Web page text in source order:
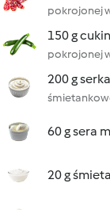
pokrojonej
150 g
pokrojonej
200 g
60 g sera
20 g